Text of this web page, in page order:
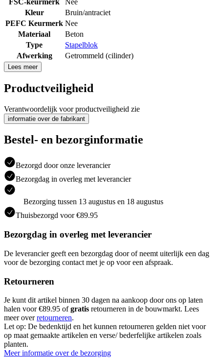
Kleur
Bruin/antraciet
PEFC Keurmerk Nee
Materiaal
Beton
Type
Stapelblok
Afwerking
Getrommeld (cilinder)
Lees meer
Productveiligheid
Verantwoordelijk voor productveiligheid zie
informatie over de fabrikant
Bestel- en bezorginformatie
Bezorgd door onze leverancier
Bezorgdag in overleg met leverancier
Bezorging tussen 13 augustus en 18 augustus
Thuisbezorgd voor €89.95
Bezorgdag in overleg met leverancier
De leverancier geeft een bezorgdag door of neemt uiterlijk een dag
voor de bezorging contact met je op voor een afspraak.
Retourneren
Je kunt dit artikel binnen 30 dagen na aankoop door ons op laten
halen voor €89.95 ofgratis retourneren in de bouwmarkt. Lees
meer overretourneren.
Let op: De bedenktijd en het kunnen retourneren gelden niet voor
op maat gemaakte artikelen en verse/ bederfelijke artikelen zoals
planten.
Meer informatie over de bezorging